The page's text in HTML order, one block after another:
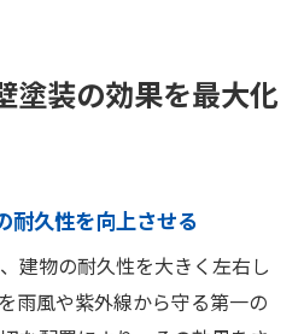
塗装の効果を最大化
耐久性を向上させる
建物の耐久性を大きく左右し
雨風や紫外線から守る第一の